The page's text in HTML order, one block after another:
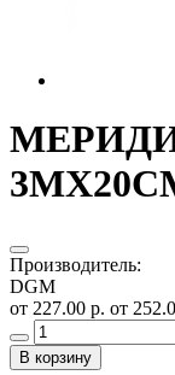
Производитель:
DGM
от 227.00 р. от
В корзину